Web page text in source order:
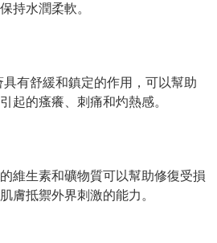
持水潤柔軟。
有舒緩和鎮定的作用，可以幫助
起的瘙癢、刺痛和灼熱感。
維生素和礦物質可以幫助修復受損
膚抵禦外界刺激的能力。